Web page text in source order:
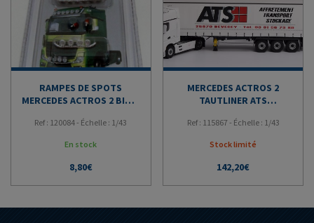
RAMPES DE SPOTS
MERCEDES ACTROS 2 BIG –
Ref : 120084 - Échelle : 1/43
En stock
8,80€
MERCEDES ACTROS 2
TAUTLINER ATS
Ref : 115867 - Échelle : 1/43
Stock limité
142,20€